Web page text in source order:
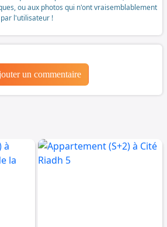
ou aux photos qui n'ont vraisemblablement
l'utilisateur !
un commentaire